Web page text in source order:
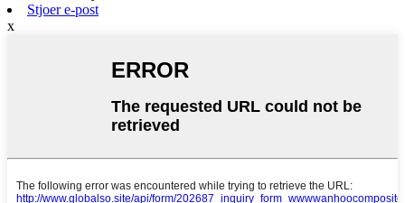
Stjoer e-post
x